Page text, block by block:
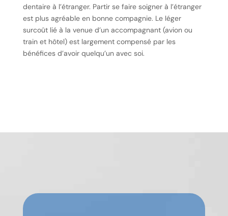
dentaire à l’étranger. Partir se faire soigner à l’étranger
est plus agréable en bonne compagnie. Le léger
surcoût lié à la venue d’un accompagnant (avion ou
train et hôtel) est largement compensé par les
bénéfices d’avoir quelqu’un avec soi.